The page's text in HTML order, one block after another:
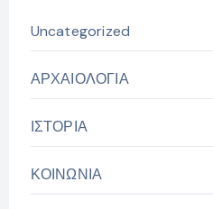
Uncategorized
ΑΡΧΑΙΟΛΟΓΙΑ
ΙΣΤΟΡΙΑ
ΚΟΙΝΩΝΙΑ